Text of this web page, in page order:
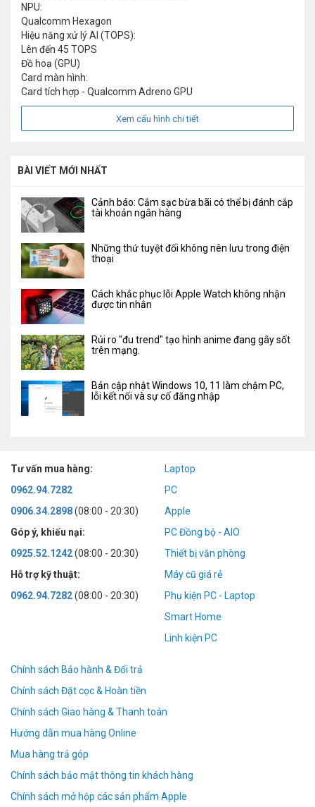
NPU:
Qualcomm Hexagon
Hiệu năng xử lý AI (TOPS):
Lên đến 45 TOPS
Đồ hoạ (GPU)
Card màn hình:
Card tích hợp - Qualcomm Adreno GPU
Xem cấu hình chi tiết
BÀI VIẾT MỚI NHẤT
Cảnh báo: Cắm sạc bừa bãi có thể bị đánh cắp
tài khoản ngân hàng
Những thứ tuyệt đối không nên lưu trong điện
thoại
Cách khắc phục lỗi Apple Watch không nhận
được tin nhắn
Rủi ro "đu trend" tạo hình anime đang gây sốt
trên mạng.
Bản cập nhật Windows 10, 11 làm chậm PC,
lỗi kết nối và sự cố đăng nhập
Tư vấn mua hàng:
0962.94.7282
0906.34.2898(08:00 - 20:30)
Góp ý, khiếu nại:
0925.52.1242(08:00 - 20:30)
Hỗ trợ kỹ thuật:
0962.94.7282(08:00 - 20:30)
Laptop
PC
Apple
PC Đồng bộ - AIO
Thiết bị văn phòng
Máy cũ giá rẻ
Phụ kiện PC - Laptop
Smart Home
Linh kiện PC
Chính sách Bảo hành & Đổi trả
Chính sách Đặt cọc & Hoàn tiền
Chính sách Giao hàng & Thanh toán
Hướng dẫn mua hàng Online
Mua hàng trả góp
Chính sách bảo mật thông tin khách hàng
Chính sách mở hộp các sản phẩm Apple